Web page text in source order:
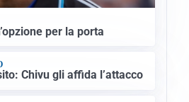
per la porta
Chivu gli affida l’attacco